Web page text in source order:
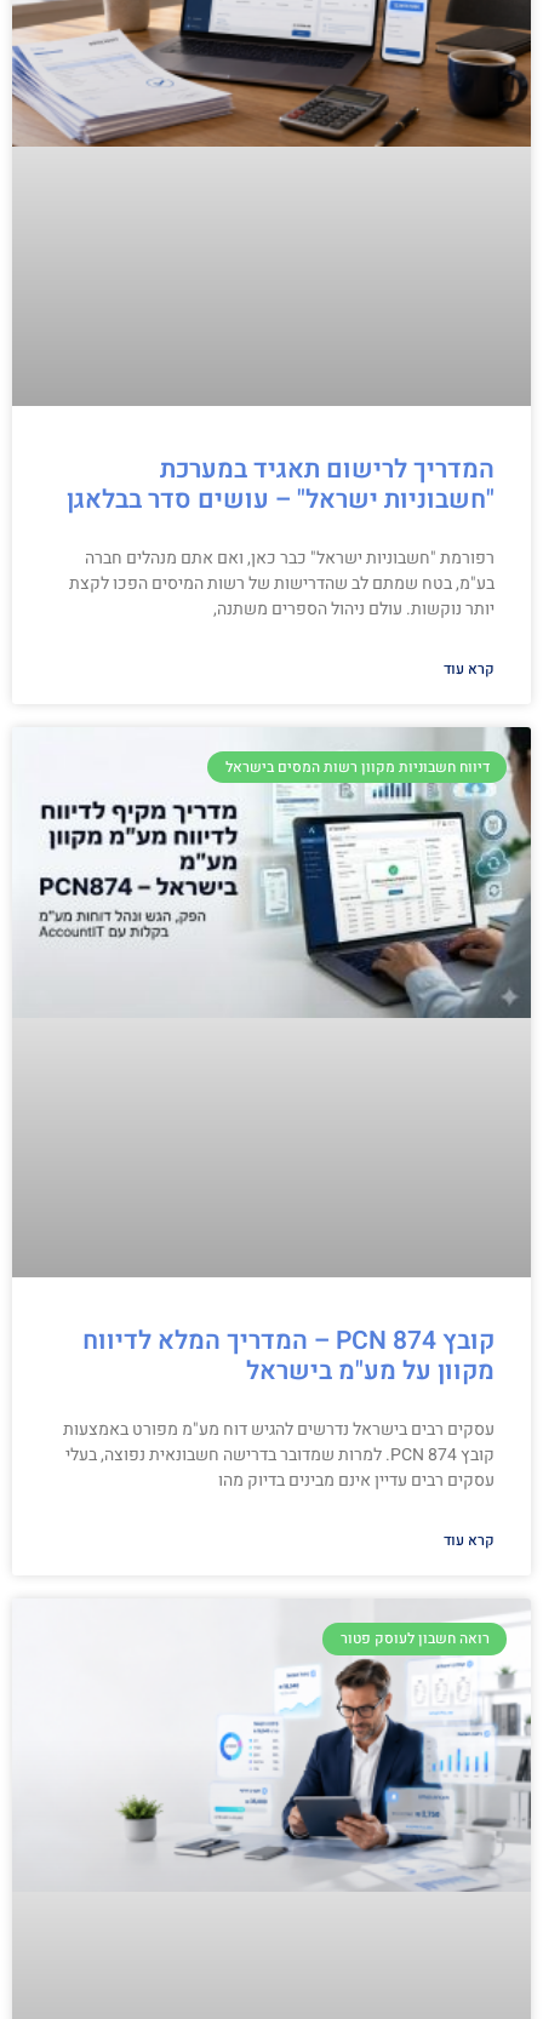
המדריך לרישום תאגיד במערכת
"חשבוניות ישראל" – עושים סדר בבלאגן
רפורמת "חשבוניות ישראל" כבר כאן, ואם אתם מנהלים חברה
בע"מ, בטח שמתם לב שהדרישות של רשות המיסים הפכו לקצת
יותר נוקשות. עולם ניהול הספרים משתנה,
קרא עוד
דיווח חשבוניות מקוון רשות המסים בישראל
קובץ PCN 874 – המדריך המלא לדיווח
מקוון על מע"מ בישראל
עסקים רבים בישראל נדרשים להגיש דוח מע"מ מפורט באמצעות
קובץ PCN 874. למרות שמדובר בדרישה חשבונאית נפוצה, בעלי
עסקים רבים עדיין אינם מבינים בדיוק מהו
קרא עוד
רואה חשבון לעוסק פטור